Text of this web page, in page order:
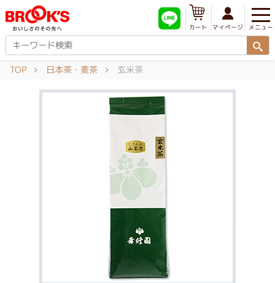
メニュー
マイページ
カート
TOP 日本茶・麦茶 玄米茶